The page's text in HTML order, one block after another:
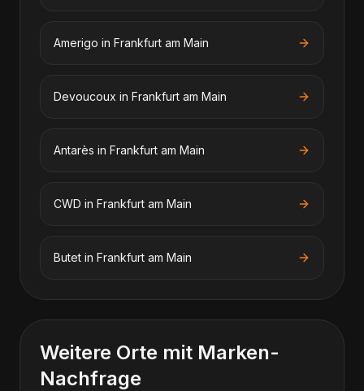
Amerigo in Frankfurt am Main
Devoucoux in Frankfurt am Main
Antarès in Frankfurt am Main
CWD in Frankfurt am Main
Butet in Frankfurt am Main
Weitere Orte mit Marken-
Nachfrage